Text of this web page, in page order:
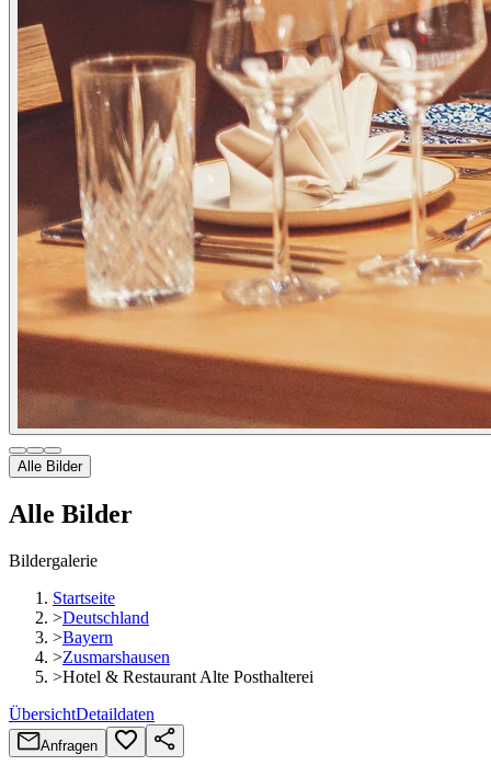
Alle Bilder
Alle Bilder
Bildergalerie
Startseite
>Deutschland
>Bayern
>Zusmarshausen
>Hotel & Restaurant Alte Posthalterei
ÜbersichtDetaildaten
Anfragen